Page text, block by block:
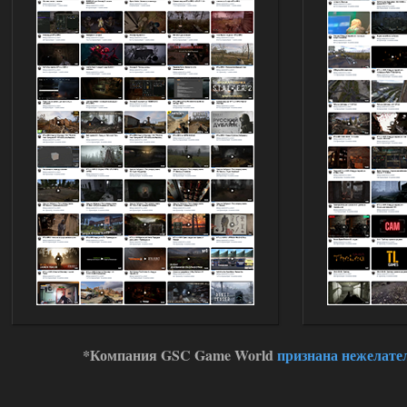
19:14
Stalker-Mods-Clan-su
Доступно только для пользователей
Ответить ➤
03.08.2026
Improved Weapon Pack (I.W.P.) - UPD
30.12.25
11:00
Stalker-Mods-Clan-su
Глобальный патч от
31.07.2026.
Устанавливать только
поверх финальной версии все в одном
(Standalone Final) от 29.12.2025!
Доступно только для пользователей
*Компания GSC Game Worldпризнана